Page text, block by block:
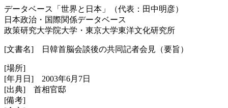
データベース「世界と日本」（代表：田中明彦）
日本政治・国際関係データベース
政策研究大学院大学・東京大学東洋文化研究所
[文書名] 日韓首脳会談後の共同記者会見（要旨）
[場所]
[年月日] 2003年6月7日
[出典] 首相官邸
[備考]